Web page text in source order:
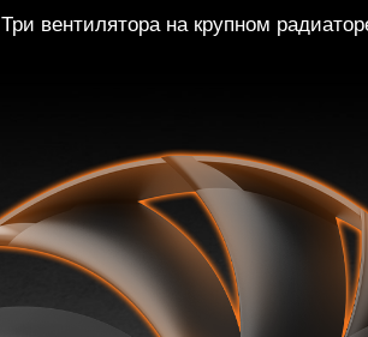
Три вентилятора на крупном